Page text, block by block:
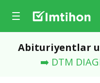
Abituriyentlar
➡️ DTM